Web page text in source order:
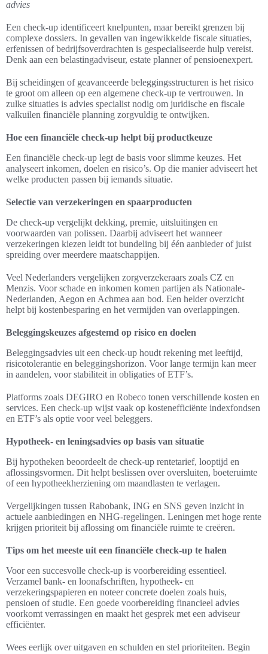
advies
Een check-up identificeert knelpunten, maar bereikt grenzen bij
complexe dossiers. In gevallen van ingewikkelde fiscale situaties,
erfenissen of bedrijfsoverdrachten is gespecialiseerde hulp vereist.
Denk aan een belastingadviseur, estate planner of pensioenexpert.
Bij scheidingen of geavanceerde beleggingsstructuren is het risico
te groot om alleen op een algemene check-up te vertrouwen. In
zulke situaties is advies specialist nodig om juridische en fiscale
valkuilen financiële planning zorgvuldig te ontwijken.
Hoe een financiële check-up helpt bij productkeuze
Een financiële check-up legt de basis voor slimme keuzes. Het
analyseert inkomen, doelen en risico’s. Op die manier adviseert het
welke producten passen bij iemands situatie.
Selectie van verzekeringen en spaarproducten
De check-up vergelijkt dekking, premie, uitsluitingen en
voorwaarden van polissen. Daarbij adviseert het wanneer
verzekeringen kiezen leidt tot bundeling bij één aanbieder of juist
spreiding over meerdere maatschappijen.
Veel Nederlanders vergelijken zorgverzekeraars zoals CZ en
Menzis. Voor schade en inkomen komen partijen als Nationale-
Nederlanden, Aegon en Achmea aan bod. Een helder overzicht
helpt bij kostenbesparing en het vermijden van overlappingen.
Beleggingskeuzes afgestemd op risico en doelen
Beleggingsadvies uit een check-up houdt rekening met leeftijd,
risicotolerantie en beleggingshorizon. Voor lange termijn kan meer
in aandelen, voor stabiliteit in obligaties of ETF’s.
Platforms zoals DEGIRO en Robeco tonen verschillende kosten en
services. Een check-up wijst vaak op kostenefficiënte indexfondsen
en ETF’s als optie voor veel beleggers.
Hypotheek- en leningsadvies op basis van situatie
Bij hypotheken beoordeelt de check-up rentetarief, looptijd en
aflossingsvormen. Dit helpt beslissen over oversluiten, boeteruimte
of een hypotheekherziening om maandlasten te verlagen.
Vergelijkingen tussen Rabobank, ING en SNS geven inzicht in
actuele aanbiedingen en NHG-regelingen. Leningen met hoge rente
krijgen prioriteit bij aflossing om financiële ruimte te creëren.
Tips om het meeste uit een financiële check-up te halen
Voor een succesvolle check-up is voorbereiding essentieel.
Verzamel bank- en loonafschriften, hypotheek- en
verzekeringspapieren en noteer concrete doelen zoals huis,
pensioen of studie. Een goede voorbereiding financieel advies
voorkomt verrassingen en maakt het gesprek met een adviseur
efficiënter.
Wees eerlijk over uitgaven en schulden en stel prioriteiten. Begin